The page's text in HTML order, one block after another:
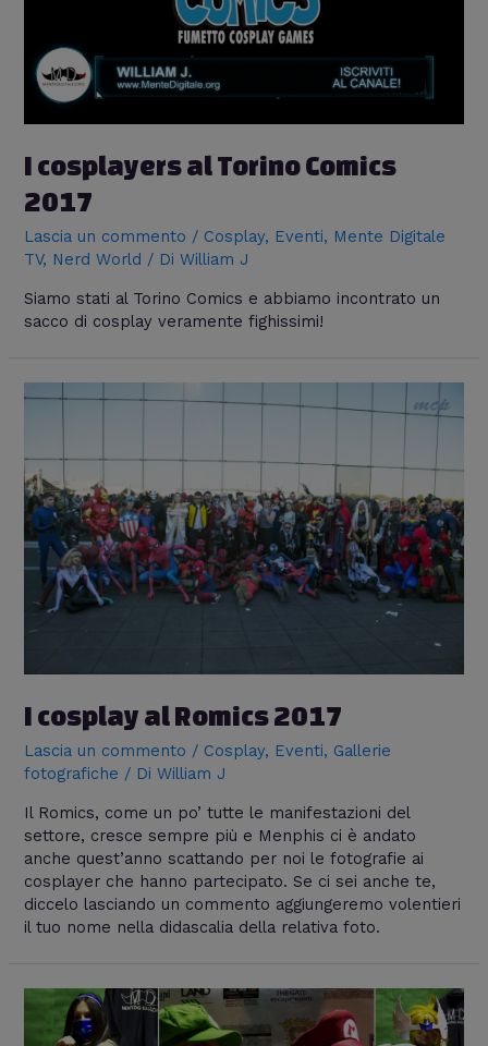
I cosplayers al Torino Comics
2017
Lascia un commento / Cosplay, Eventi, Mente Digitale
TV, Nerd World / DiWilliam J
Siamo stati al Torino Comics e abbiamo incontrato un
sacco di cosplay veramente fighissimi!
I cosplay al Romics 2017
Lascia un commento / Cosplay, Eventi, Gallerie
fotografiche / DiWilliam J
Il Romics, come un po’ tutte le manifestazioni del
settore, cresce sempre più e Menphis ci è andato
anche quest’anno scattando per noi le fotografie ai
cosplayer che hanno partecipato. Se ci sei anche te,
diccelo lasciando un commento aggiungeremo volentieri
il tuo nome nella didascalia della relativa foto.